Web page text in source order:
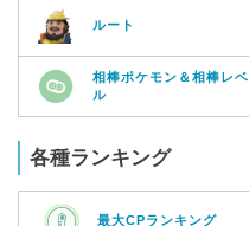
ルート
相棒ポケモン＆相棒レベ
ル
各種ランキング
最大CPランキング